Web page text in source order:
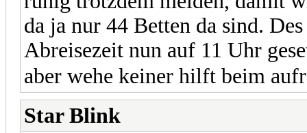
da ja nur 44 Betten da sind.
Abreisezeit nun auf 11 Uhr
aber wehe keiner hilft beim
Star Blink